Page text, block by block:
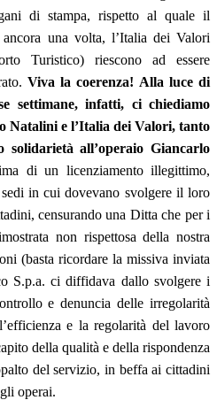
di stampa, rispetto al quale il
una volta, l’Italia dei Valori
Turistico) riescono ad essere
Viva la coerenza! Alla luce di
settimane, infatti, ci chiediamo
Natalini e l’Italia dei Valori, tanto
all’operaio Giancarlo
di un licenziamento illegittimo,
in cui dovevano svolgere il loro
censurando una Ditta che per i
non rispettosa della nostra
(basta ricordare la missiva inviata
S.p.a. ci diffidava dallo svolgere i
e denuncia delle irregolarità
e la regolarità del lavoro
della qualità e della rispondenza
del servizio, in beffa ai cittadini
operai.